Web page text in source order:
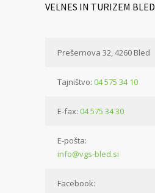
VELNES IN TURIZEM BLED
Prešernova 32, 4260 Bled
Tajništvo: 04 575 34 10
E-fax: 04 575 34 30
E-pošta:
info@vgs-bled.si
Facebook: